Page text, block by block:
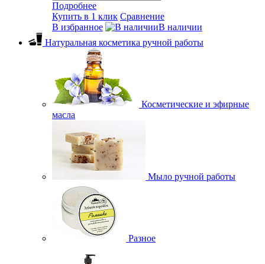
Подробнее
Купить в 1 клик Сравнение
В избранное
В наличии
Натуральная косметика ручной работы
Косметические и эфирные
масла
Мыло ручной работы
Разное